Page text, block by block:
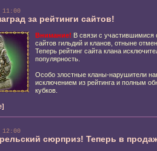
11:00
за рейтинги сайтов!
Внимание! В связи с участившимися
сайтов гильдий и кланов, отныне
Теперь рейтинг сайта клана
популярность.
Особо злостные кланы-нарушители
исключением из рейтинга и полным
кубков.
12:00
сюрприз! Теперь в